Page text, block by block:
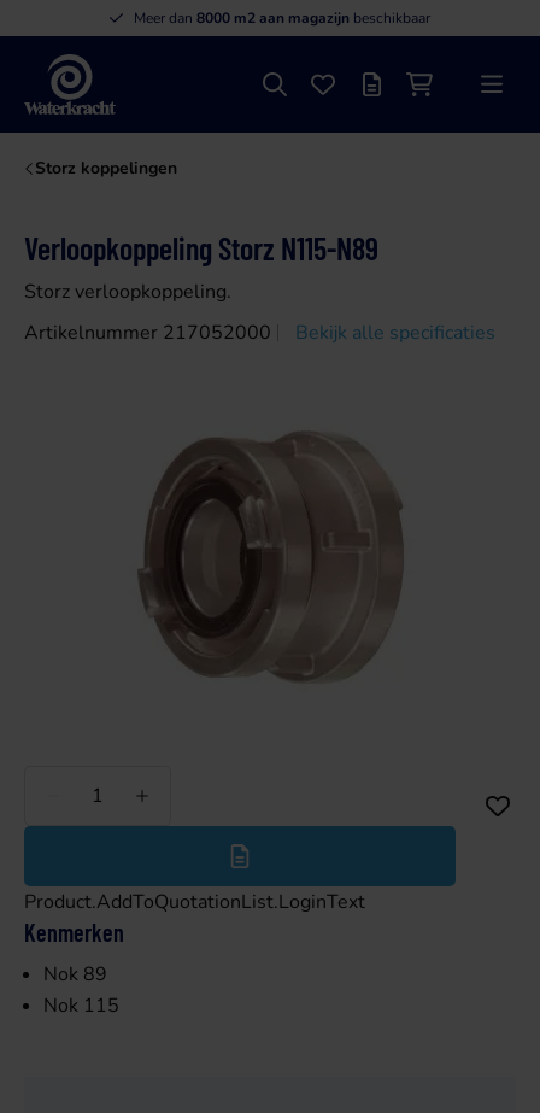
Meer dan 8000 m2 aan magazijn beschikbaar
Waterkracht
ZoekenFavorieten
OffertelijstWinkelwagen
Menu
Storz koppelingen
Verloopkoppeling Storz N115-N89
Storz verloopkoppeling.
Artikelnummer 217052000
Bekijk alle specificaties
Minder
Product.AddToQuotationList.LoginText
Kenmerken
Nok 89
Nok 115